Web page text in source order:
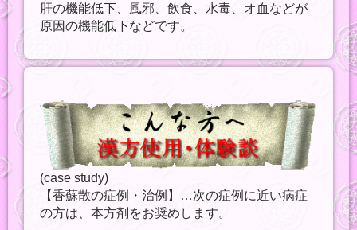
肝の機能低下、風邪、飲食、水毒、オ血などが
原因の機能低下などです。
(case study)
【香蘇散の症例・治例】…次の症例に近い病症
の方は、本方剤をお奨めします。